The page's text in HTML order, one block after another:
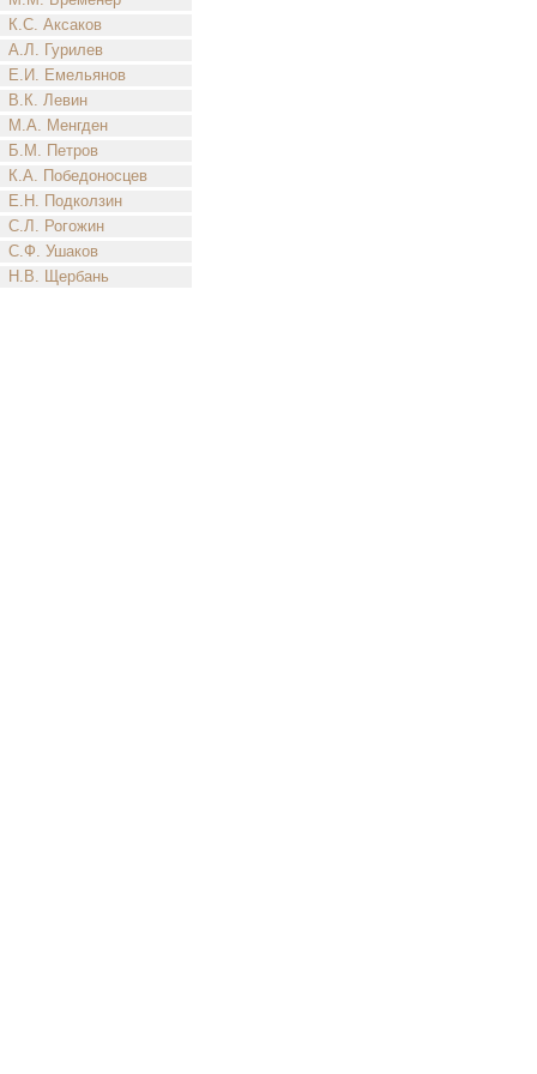
К.С. Аксаков
А.Л. Гурилев
Е.И. Емельянов
В.К. Левин
М.А. Менгден
Б.М. Петров
К.А. Победоносцев
Е.Н. Подколзин
С.Л. Рогожин
С.Ф. Ушаков
Н.В. Щербань